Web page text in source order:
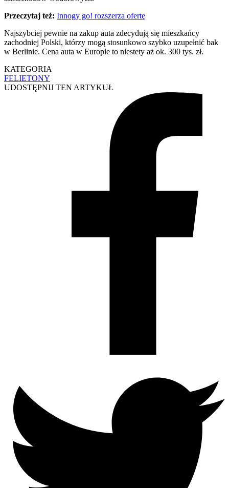
Przeczytaj też: Innogy go! rozszerza ofertę
Najszybciej pewnie na zakup auta zdecydują się mieszkańcy
zachodniej Polski, którzy mogą stosunkowo szybko uzupełnić bak
w Berlinie. Cena auta w Europie to niestety aż ok. 300 tys. zł.
KATEGORIA
FELIETONY
UDOSTĘPNIJ TEN ARTYKUŁ